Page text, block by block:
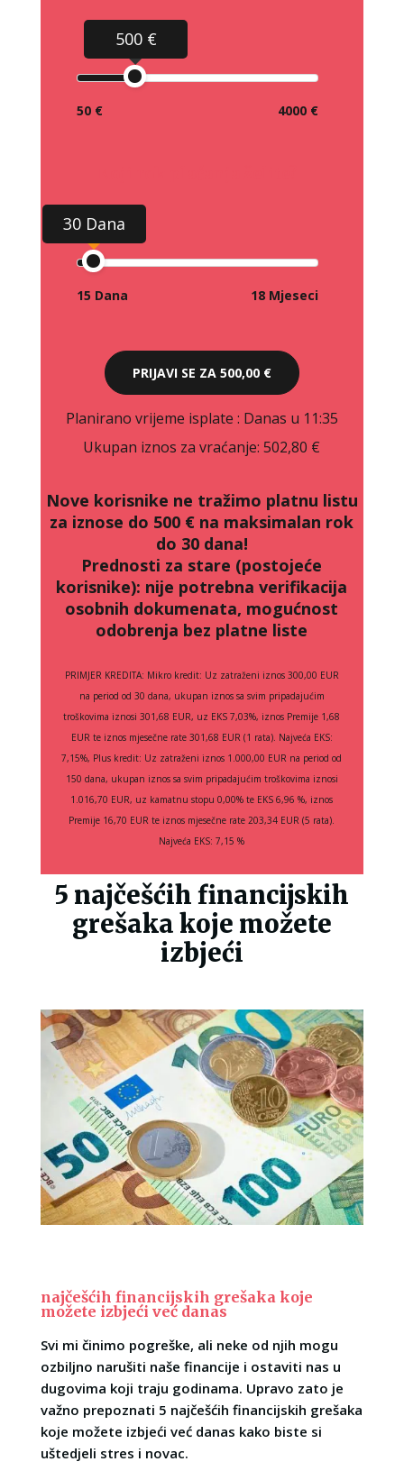
500 €
50 € 4000 €
30 Dana
15 Dana 18 Mjeseci
PRIJAVI SE ZA 500,00 €
Planirano vrijeme isplate : Danas u 11:35
Ukupan iznos za vraćanje:502,80 €
Nove korisnike ne tražimo platnu listu
za iznose do 500 € na maksimalan rok
do 30 dana!
Prednosti za stare (postojeće
korisnike): nije potrebna verifikacija
osobnih dokumenata, mogućnost
odobrenja bez platne liste
PRIMJER KREDITA: Mikro kredit: Uz zatraženi iznos 300,00 EUR
na period od 30 dana, ukupan iznos sa svim pripadajućim
troškovima iznosi 301,68 EUR, uz EKS 7,03%, iznos Premije 1,68
EUR te iznos mjesečne rate 301,68 EUR (1 rata). Najveća EKS:
7,15%, Plus kredit: Uz zatraženi iznos 1.000,00 EUR na period od
150 dana, ukupan iznos sa svim pripadajućim troškovima iznosi
1.016,70 EUR, uz kamatnu stopu 0,00% te EKS 6,96 %, iznos
Premije 16,70 EUR te iznos mjesečne rate 203,34 EUR (5 rata).
Najveća EKS: 7,15 %
5 najčešćih financijskih
grešaka koje možete
izbjeći
najčešćih financijskih grešaka koje
možete izbjeći već danas
Svi mi činimo pogreške, ali neke od njih mogu
ozbiljno narušiti naše financije i ostaviti nas u
dugovima koji traju godinama. Upravo zato je
važno prepoznati 5 najčešćih financijskih grešaka
koje možete izbjeći već danas kako biste si
uštedjeli stres i novac.